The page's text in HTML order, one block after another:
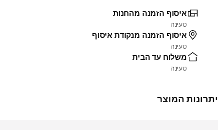
איסוף הזמנה מהחנות
טעינה
איסוף הזמנה מנקודת איסוף
טעינה
משלוח עד הבית
טעינה
יתרונות המוצר